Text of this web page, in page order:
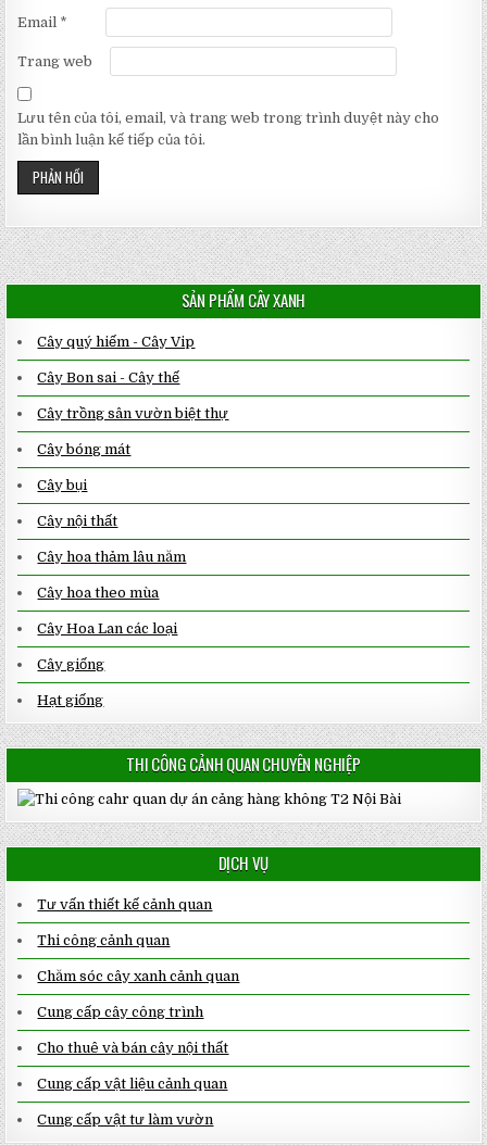
Email *
Trang web
Lưu tên của tôi, email, và trang web trong trình duyệt này cho
lần bình luận kế tiếp của tôi.
SẢN PHẨM CÂY XANH
Cây quý hiếm - Cây Vip
Cây Bon sai - Cây thế
Cây trồng sân vườn biệt thự
Cây bóng mát
Cây bụi
Cây nội thất
Cây hoa thảm lâu năm
Cây hoa theo mùa
Cây Hoa Lan các loại
Cây giống
Hạt giống
THI CÔNG CẢNH QUAN CHUYÊN NGHIỆP
DỊCH VỤ
Tư vấn thiết kế cảnh quan
Thi công cảnh quan
Chăm sóc cây xanh cảnh quan
Cung cấp cây công trình
Cho thuê và bán cây nội thất
Cung cấp vật liệu cảnh quan
Cung cấp vật tư làm vườn